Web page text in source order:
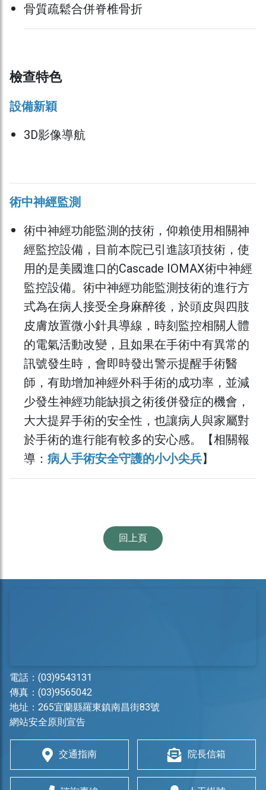
骨質疏鬆合併脊椎骨折
檢查特色
設備新穎
3D影像導航
術中神經監測
術中神經功能監測的技術，仰賴使用相關神
經監控設備，目前本院已引進該項技術，使
用的是美國進口的Cascade IOMAX術中神經
監控設備。術中神經功能監測技術的進行方
式為在病人接受全身麻醉後，於頭皮與四肢
皮膚放置微小針具導線，時刻監控相關人體
的電氣活動改變，且如果在手術中有異常的
訊號發生時，會即時發出警示提醒手術醫
師，有助增加神經外科手術的成功率，並減
少發生神經功能缺損之術後併發症的機會，
大大提昇手術的安全性，也讓病人與家屬對
於手術的進行能有較多的安心感。【相關報
導： 病人手術安全守護的小小尖兵】
回上頁
電話： (03)9543131
傳真：(03)9565042
地址： 265宜蘭縣羅東鎮南昌街83號
網站安全原則宣告
交通指南 院長信箱